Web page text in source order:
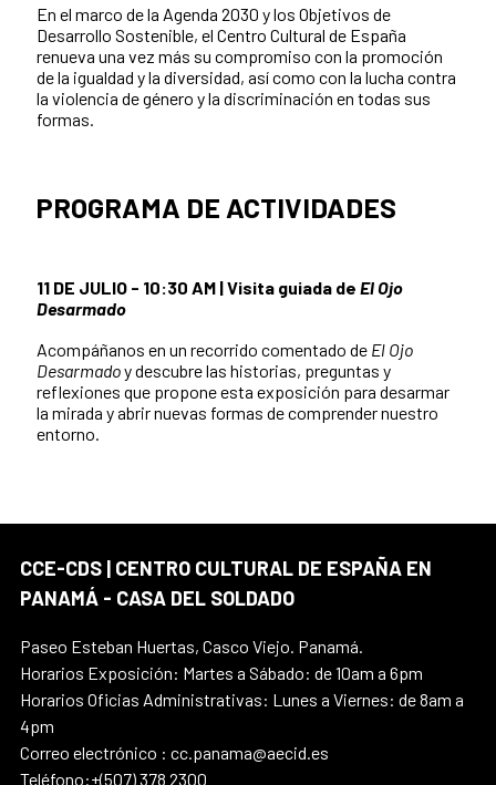
En el marco de la Agenda 2030 y los Objetivos de
Desarrollo Sostenible, el Centro Cultural de España
renueva una vez más su compromiso con la promoción
de la igualdad y la diversidad, así como con la lucha contra
la violencia de género y la discriminación en todas sus
formas.
PROGRAMA DE ACTIVIDADES
11 DE JULIO - 10:30 AM | Visita guiada de El Ojo
Desarmado
Acompáñanos en un recorrido comentado de El Ojo
Desarmadoy descubre las historias, preguntas y
reflexiones que propone esta exposición para desarmar
la mirada y abrir nuevas formas de comprender nuestro
entorno.
CCE-CDS | CENTRO CULTURAL DE ESPAÑA EN
PANAMÁ - CASA DEL SOLDADO
Paseo Esteban Huertas, Casco Viejo. Panamá.
Horarios Exposición: Martes a Sábado: de 10am a 6pm
Horarios Oficias Administrativas: Lunes a Viernes: de 8am a
4pm
Correo electrónico : cc.panama@aecid.es
Teléfono:+(507) 378 2300